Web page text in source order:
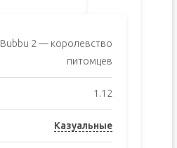
Bubbu 2 — королевство
питомцев
1.12
Казуальные